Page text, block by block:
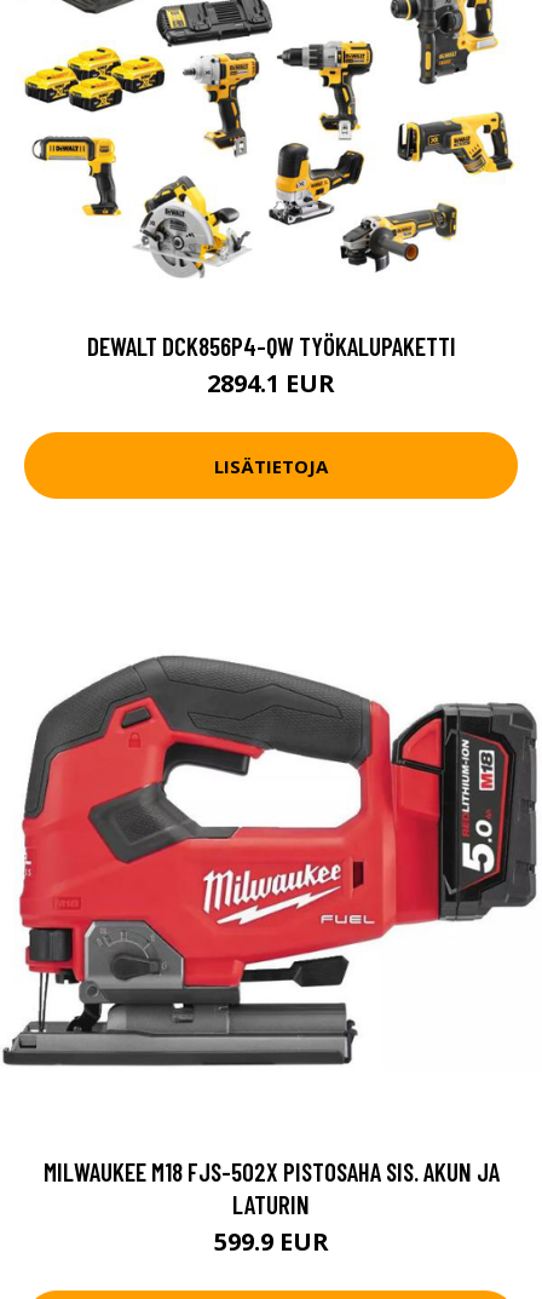
DEWALT DCK856P4-QW TYÖKALUPAKETTI
2894.1 EUR
LISÄTIETOJA
MILWAUKEE M18 FJS-502X PISTOSAHA SIS. AKUN JA
LATURIN
599.9 EUR